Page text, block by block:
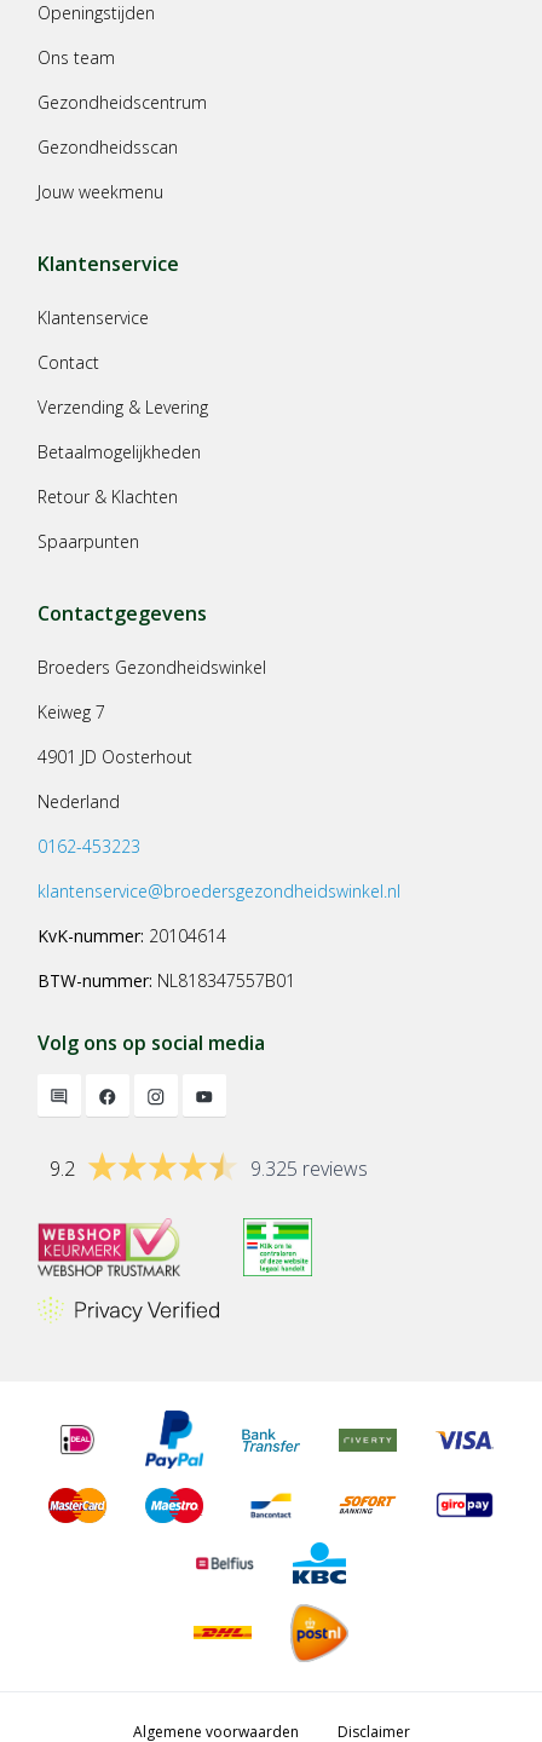
Openingstijden
Ons team
Gezondheidscentrum
Gezondheidsscan
Jouw weekmenu
Klantenservice
Klantenservice
Contact
Verzending & Levering
Betaalmogelijkheden
Retour & Klachten
Spaarpunten
Contactgegevens
Broeders Gezondheidswinkel
Keiweg 7
4901 JD Oosterhout
Nederland
0162-453223
klantenservice@broedersgezondheidswinkel.nl
KvK-nummer: 20104614
BTW-nummer: NL818347557B01
Volg ons op social media
9.2 9.325 reviews
Algemene voorwaarden Disclaimer